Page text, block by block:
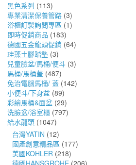
黑色系列 (113)
專業清潔保養管路 (3)
浴櫃訂製詢問專區 (1)
即時促銷商品 (183)
德國五金龍頭促銷 (64)
珪藻土腳踏墊 (3)
兒童臉盆/馬桶/便斗 (3)
馬桶/馬桶蓋 (487)
免治電腦馬桶/ 蓋 (142)
小便斗/下身盆 (89)
彩繪馬桶&面盆 (29)
洗臉盆/浴室櫃 (797)
給水龍頭 (1047)
台灣YATIN (12)
國產創意精品區 (177)
美國KOHLER (218)